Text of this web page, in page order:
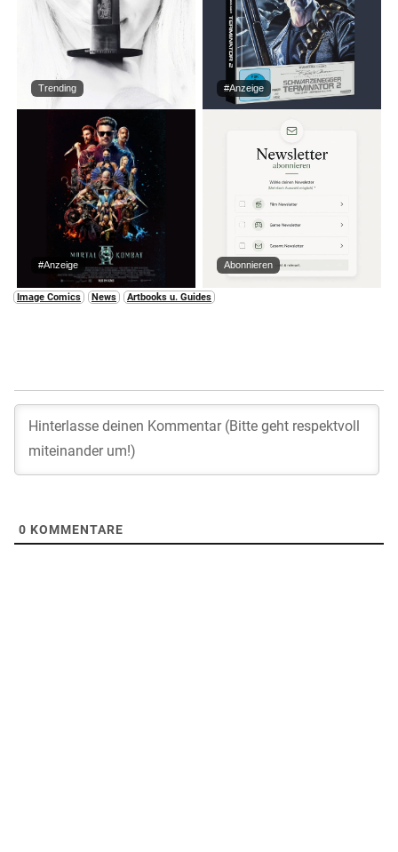
Trending #Anzeige
#Anzeige Abonnieren
Image Comics News Artbooks u. Guides
0 KOMMENTARE